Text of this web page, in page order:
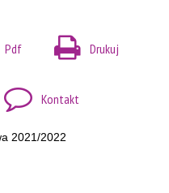
Pdf Drukuj
Kontakt